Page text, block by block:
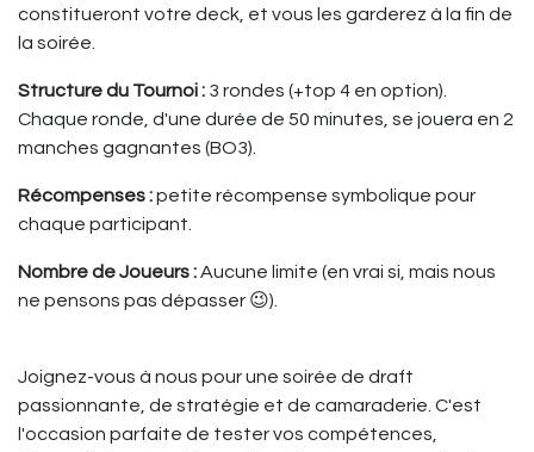
constitueront votre deck, et vous les garderez à la fin de
la soirée.
Structure du Tournoi : 3 rondes (+top 4 en option).
Chaque ronde, d'une durée de 50 minutes, se jouera en 2
manches gagnantes (BO3).
Récompenses :petite récompense symbolique pour
chaque participant.
Nombre de Joueurs :Aucune limite (en vrai si, mais nous
ne pensons pas dépasser 😉).
Joignez-vous à nous pour une soirée de draft
passionnante, de stratégie et de camaraderie. C'est
l'occasion parfaite de tester vos compétences,